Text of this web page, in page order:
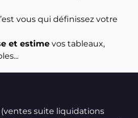
vous qui définissez votre
et estimevos tableaux,
suite liquidations